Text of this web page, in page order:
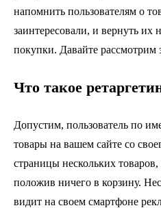
напомнить пользователям о
заинтересовали, и вернуть их
покупки. Давайте рассмотрим
Что такое
Допустим, пользователь по
товары на вашем сайте со
страницы нескольких
положив ничего в корзину.
видит на своем смартфоне